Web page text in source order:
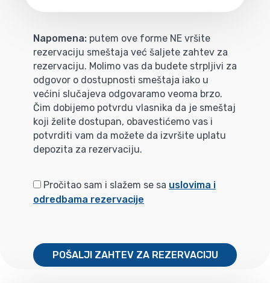
Napomena: putem ove forme NE vršite
rezervaciju smeštaja već šaljete zahtev za
rezervaciju. Molimo vas da budete strpljivi za
odgovor o dostupnosti smeštaja iako u
većini slučajeva odgovaramo veoma brzo.
Čim dobijemo potvrdu vlasnika da je smeštaj
koji želite dostupan, obavestićemo vas i
potvrditi vam da možete da izvršite uplatu
depozita za rezervaciju.
Pročitao sam i slažem se sa uslovima i
odredbama rezervacije
POŠALJI ZAHTEV ZA REZERVACIJU